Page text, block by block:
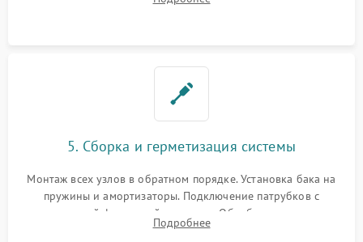
или поврежденной резиновой манжеты.
5. Сборка и герметизация системы
Монтаж всех узлов в обратном порядке. Установка бака на
пружины и амортизаторы. Подключение патрубков с
надежной фиксацией хомутами. Обработка стыков
герметиком для предотвращения возможных протечек воды.
Подробнее